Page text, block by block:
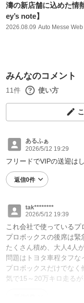
濤の新店舗に込めた情
ey’s note】
2026.08.09 Auto Messe Web
みんなのコメント
11件 使い方
あるふぁ
2026/5/12 19:29
フリードでVIPの送迎は
返信0件
tak********
2026/5/12 19:39
これ会社で使っている
プロボックスの後席は
たくさん積め、大人4人
問題はトヨタ車程タフ
プロボックスだけでな
気で15～20万キロ走る